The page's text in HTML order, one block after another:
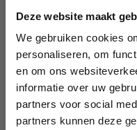
Deze website maakt
We gebruiken cookies
personaliseren, om
en om ons
informatie over uw
partners voor social
partners kunnen deze
Heldenwerk
Laags - In
38 cm - Zwart
Prijs op bol.com € 106,95
€ 65,89
Bij